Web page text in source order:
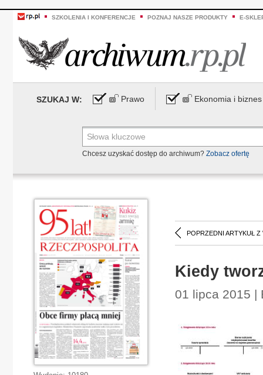
SZKOLENIA I KONFERENCJE POZNAJ NASZE PRODUKTY E-
SZUKAJ W: Prawo Ekonomia i biznes
Chcesz uzyskać dostęp do archiwum? Zobacz ofertę
POPRZEDNI ARTYKUŁ Z
Kiedy
01 lipca 2015 |